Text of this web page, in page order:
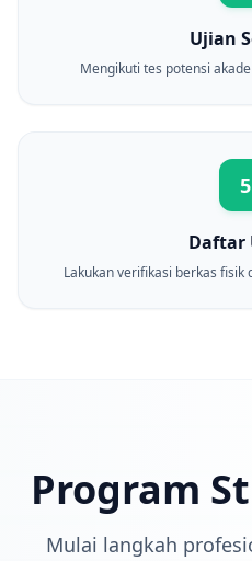
Ujian
Mengikuti tes potensi
5
Daftar
Lakukan verifikasi berkas
Program
Mulai langkah